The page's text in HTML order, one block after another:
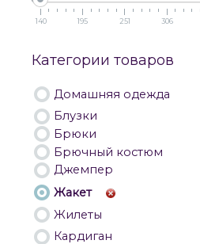
140 195 251 306
Категории товаров
Домашняя одежда
Блузки
Брюки
Брючный костюм
Джемпер
Жакет
Жилеты
Кардиган